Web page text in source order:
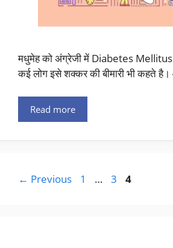
मधुमेह को अंग्रेजी में Diabetes Mellitus
कई लोग इसे शक्कर की बीमारी भी कहते
Read more
← Previous 1 … 3 4